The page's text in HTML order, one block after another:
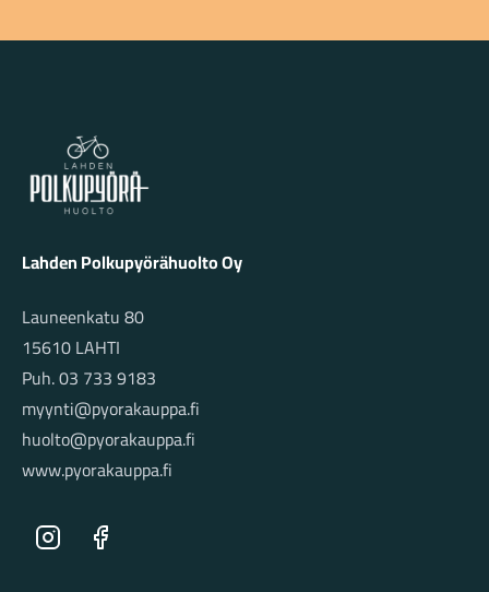
Lahden Polkupyörähuolto - etusivulle
Lahden Polkupyörähuolto Oy
Launeenkatu 80
15610 LAHTI
Puh. 03 733 9183
myynti@pyorakauppa.fi
huolto@pyorakauppa.fi
www.pyorakauppa.fi
Instagram Facebook